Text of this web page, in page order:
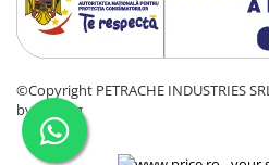
©Copyright PETRACHE INDUSTRIES
by Gomag